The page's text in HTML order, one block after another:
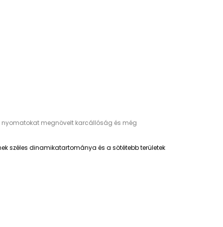
nyomatokat megnövelt karcállóság és még
széles dinamikatartománya és a sötétebb területek